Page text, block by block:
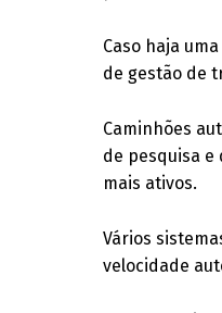
Caso haja
de gestão de
Caminhões
de pesquisa e
mais ativos.
Vários
velocidade